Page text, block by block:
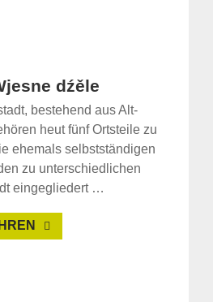
dźěle
bestehend aus Alt-
heut fünf Ortsteile zu
ehemals selbstständigen
zu unterschiedlichen
eingegliedert …